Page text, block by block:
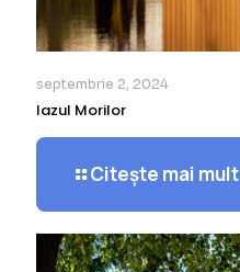
septembrie 2, 2024
Iazul Morilor
Citește mai mult